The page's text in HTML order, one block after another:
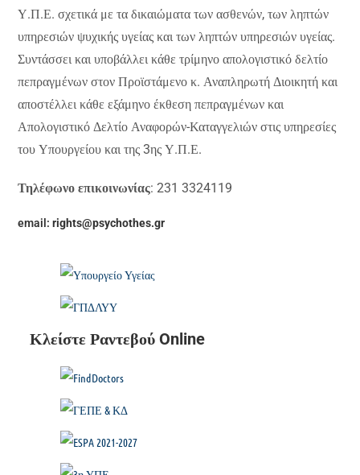
Υ.Π.Ε. σχετικά με τα δικαιώματα των ασθενών, των ληπτών
υπηρεσιών ψυχικής υγείας και των ληπτών υπηρεσιών υγείας.
Συντάσσει και υποβάλλει κάθε τρίμηνο απολογιστικό δελτίο
πεπραγμένων στον Προϊστάμενο κ. Αναπληρωτή Διοικητή και
αποστέλλει κάθε εξάμηνο έκθεση πεπραγμένων και
Απολογιστικό Δελτίο Αναφορών-Καταγγελιών στις υπηρεσίες
του Υπουργείου και της 3ης Υ.Π.Ε.
Τηλέφωνο επικοινωνίας: 231 3324119
email: rights@psychothes.gr
Κλείστε Ραντεβού Online